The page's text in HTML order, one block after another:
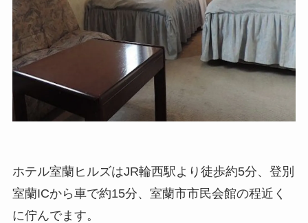
ホテル室蘭ヒルズはJR輪西駅より徒歩約5分、登別
室蘭ICから車で約15分、室蘭市市民会館の程近く
に佇んでます。